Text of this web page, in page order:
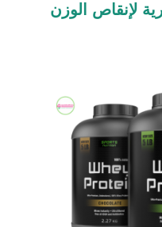
لإنقاص الوزن